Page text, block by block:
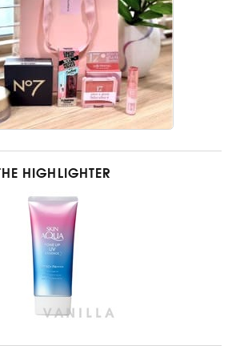
THE HIGHLIGHTER